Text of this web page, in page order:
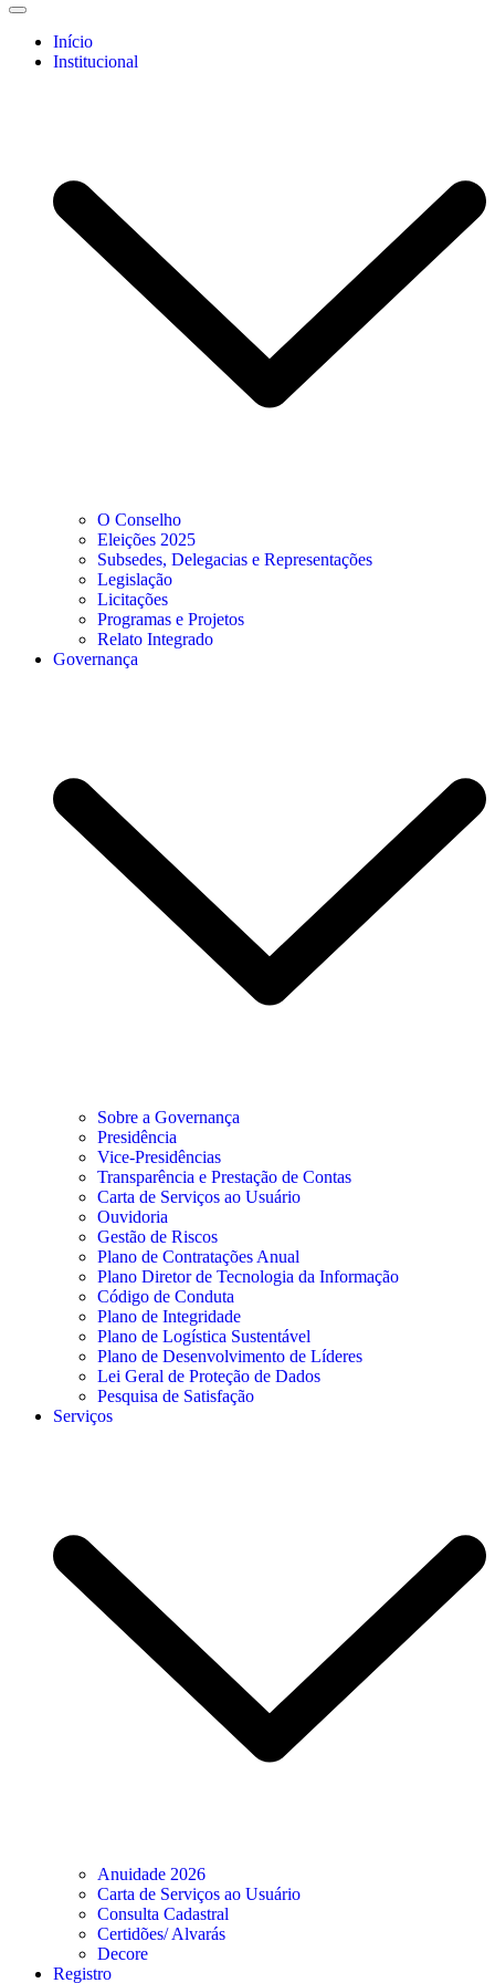
Início
Institucional
O Conselho
Eleições 2025
Subsedes, Delegacias e Representações
Legislação
Licitações
Programas e Projetos
Relato Integrado
Governança
Sobre a Governança
Presidência
Vice-Presidências
Transparência e Prestação de Contas
Carta de Serviços ao Usuário
Ouvidoria
Gestão de Riscos
Plano de Contratações Anual
Plano Diretor de Tecnologia da Informação
Código de Conduta
Plano de Integridade
Plano de Logística Sustentável
Plano de Desenvolvimento de Líderes
Lei Geral de Proteção de Dados
Pesquisa de Satisfação
Serviços
Anuidade 2026
Carta de Serviços ao Usuário
Consulta Cadastral
Certidões/ Alvarás
Decore
Registro